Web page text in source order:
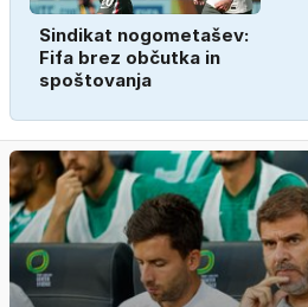
Sindikat nogometašev:
Fifa brez občutka in
spoštovanja